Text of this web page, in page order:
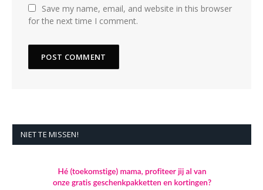
Save my name, email, and website in this browser
for the next time I comment.
NIET TE MISSEN!